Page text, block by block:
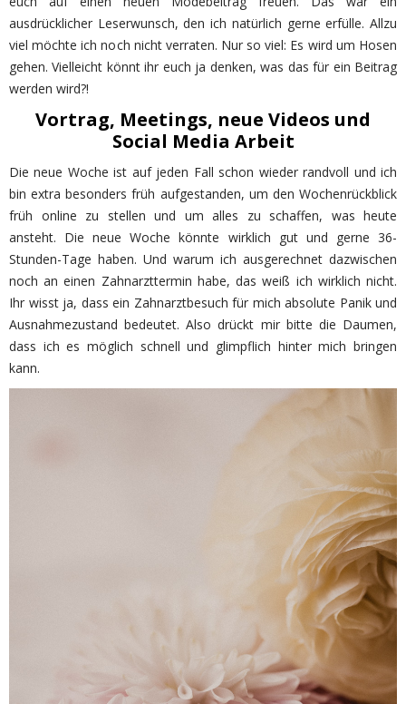
ausdrücklicher Leserwunsch, den ich natürlich gerne erfülle. Allzu
viel möchte ich noch nicht verraten. Nur so viel: Es wird um Hosen
gehen. Vielleicht könnt ihr euch ja denken, was das für ein Beitrag
werden wird?!
Vortrag, Meetings, neue Videos und
Social Media Arbeit
Die neue Woche ist auf jeden Fall schon wieder randvoll und ich
bin extra besonders früh aufgestanden, um den Wochenrückblick
früh online zu stellen und um alles zu schaffen, was heute
ansteht. Die neue Woche könnte wirklich gut und gerne 36-
Stunden-Tage haben. Und warum ich ausgerechnet dazwischen
noch an einen Zahnarzttermin habe, das weiß ich wirklich nicht.
Ihr wisst ja, dass ein Zahnarztbesuch für mich absolute Panik und
Ausnahmezustand bedeutet. Also drückt mir bitte die Daumen,
dass ich es möglich schnell und glimpflich hinter mich bringen
kann.